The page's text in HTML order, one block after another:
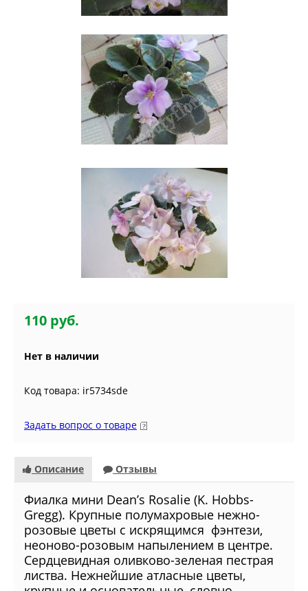
110 руб.
Нет в наличии
Код товара: ir5734sde
Задать вопрос о товаре
Описание Отзывы
Фиалкa мини Dean’s Rosalie (K. Hobbs-
Gregg). Крупные полумахровые нежно-
розовые цветы с искрящимся фэнтези,
неоново-розовым напылением в центре.
Сердцевидная оливково-зеленая пестрая
листва. Нежнейшие атласные цветы,